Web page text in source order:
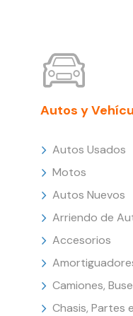
Autos y
Autos Usados
Motos
Autos Nuevos
Arriendo de
Accesorios
Camiones,
Chasis, Partes